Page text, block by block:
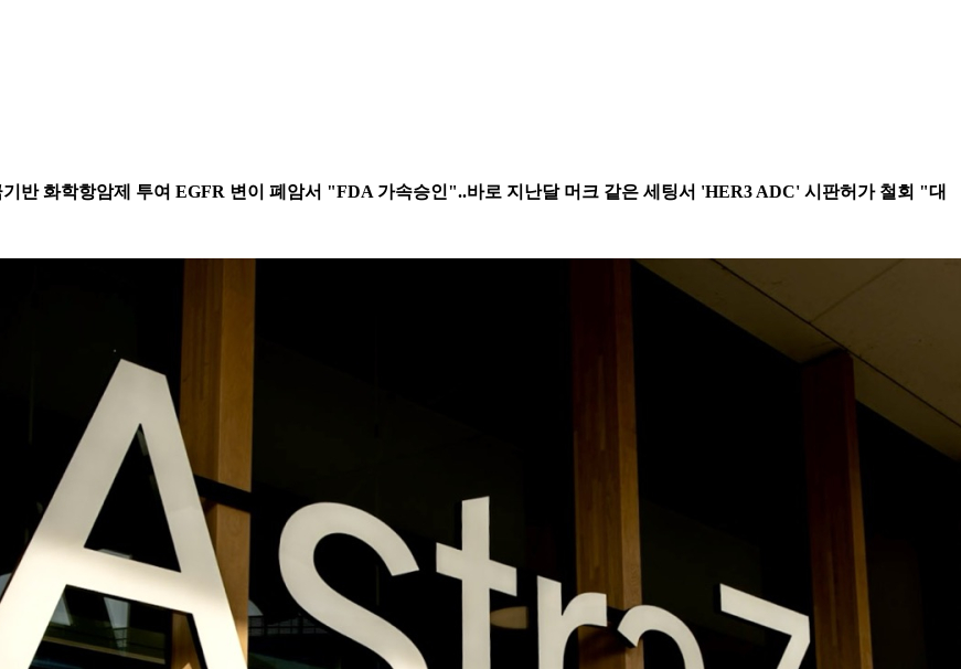
반 화학항암제 투여 EGFR 변이 폐암서 "FDA 가속승인"..바로 지난달 머크 같은 세팅서 'HER3 ADC' 시판허가 철회 "대